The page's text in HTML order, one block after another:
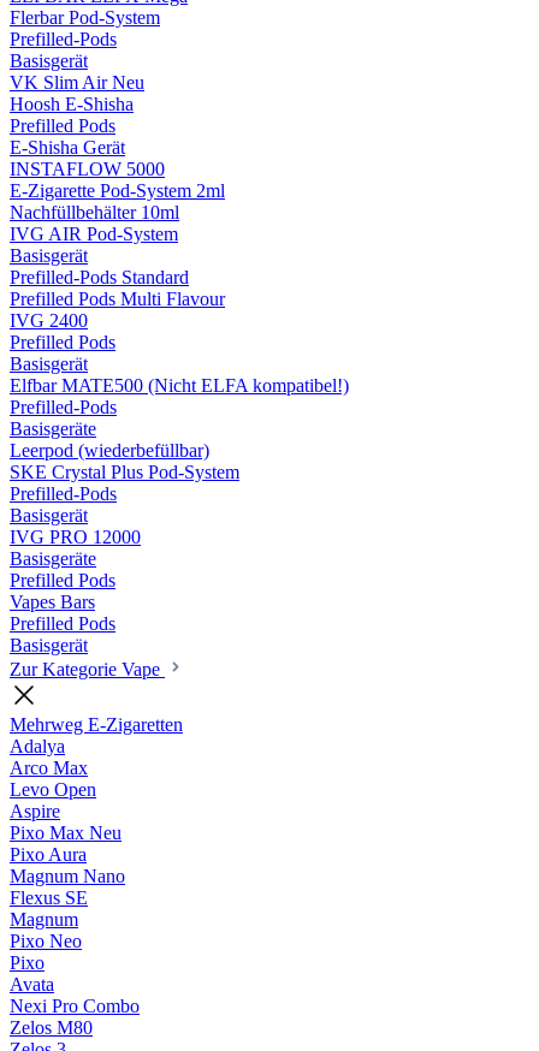
Flerbar Pod-System
Prefilled-Pods
Basisgerät
VK Slim Air Neu
Hoosh E-Shisha
Prefilled Pods
E-Shisha Gerät
INSTAFLOW 5000
E-Zigarette Pod-System 2ml
Nachfüllbehälter 10ml
IVG AIR Pod-System
Basisgerät
Prefilled-Pods Standard
Prefilled Pods Multi Flavour
IVG 2400
Prefilled Pods
Basisgerät
Elfbar MATE500 (Nicht ELFA kompatibel!)
Prefilled-Pods
Basisgeräte
Leerpod (wiederbefüllbar)
SKE Crystal Plus Pod-System
Prefilled-Pods
Basisgerät
IVG PRO 12000
Basisgeräte
Prefilled Pods
Vapes Bars
Prefilled Pods
Basisgerät
Zur Kategorie Vape
Mehrweg E-Zigaretten
Adalya
Arco Max
Levo Open
Aspire
Pixo Max Neu
Pixo Aura
Magnum Nano
Flexus SE
Magnum
Pixo Neo
Pixo
Avata
Nexi Pro Combo
Zelos M80